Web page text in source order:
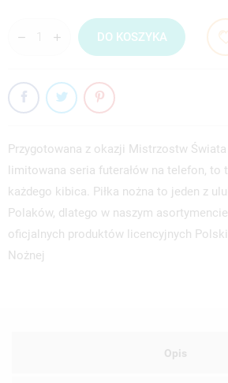
DO KOSZYKA
Przygotowana z okazji Mistrzostw
limitowana seria futerałów na telefon, to
każdego kibica. Piłka nożna to jeden z
Polaków, dlatego w naszym
oficjalnych produktów licencyjnych
Nożnej
Opis